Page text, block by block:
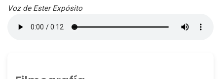
Voz de Ester Expósito